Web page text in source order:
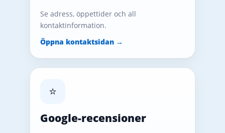
Se adress, öppettider och all
kontaktinformation.
Öppna kontaktsidan →
⭐
Google-recensioner